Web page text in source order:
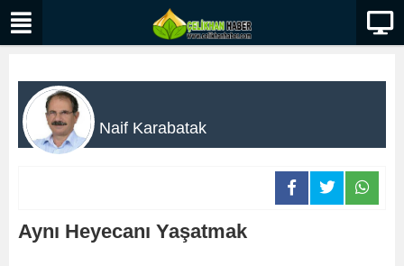
Naif Karabatak
Aynı Heyecanı Yaşatmak